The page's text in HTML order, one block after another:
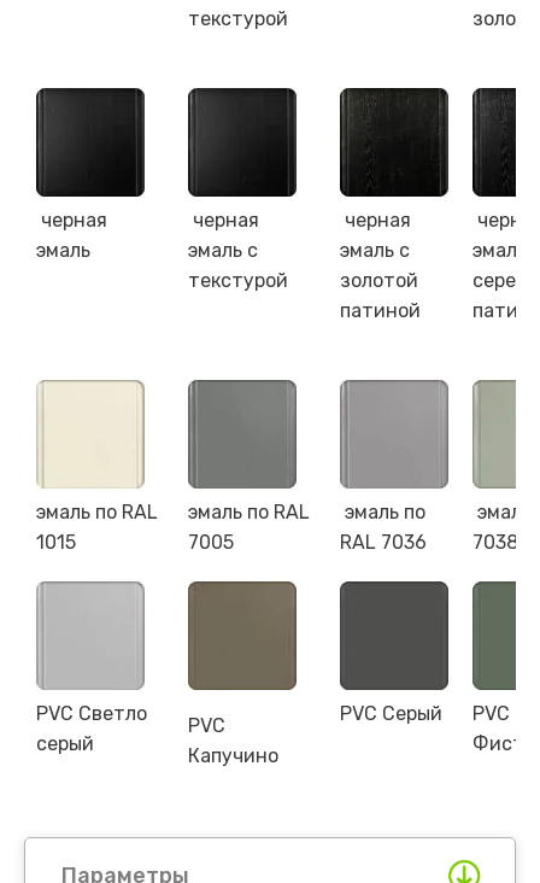
текстурой золото
черная
эмаль
черная
эмаль с
текстурой
черная
эмаль с
золотой
патиной
эмаль
эмаль по RAL
1015
эмаль по RAL
7005
эмаль по
RAL 7036
эмаль
7038
PVC Светло
серый
PVC
Капучино
PVC Серый
PVC
Параметры